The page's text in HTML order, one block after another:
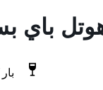
باي